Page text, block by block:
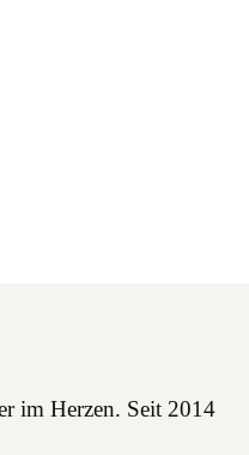
im Herzen. Seit 2014